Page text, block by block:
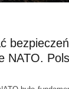
NATO.